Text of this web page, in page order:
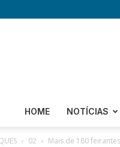
HOME NOTÍCIAS
02 Mais de 180